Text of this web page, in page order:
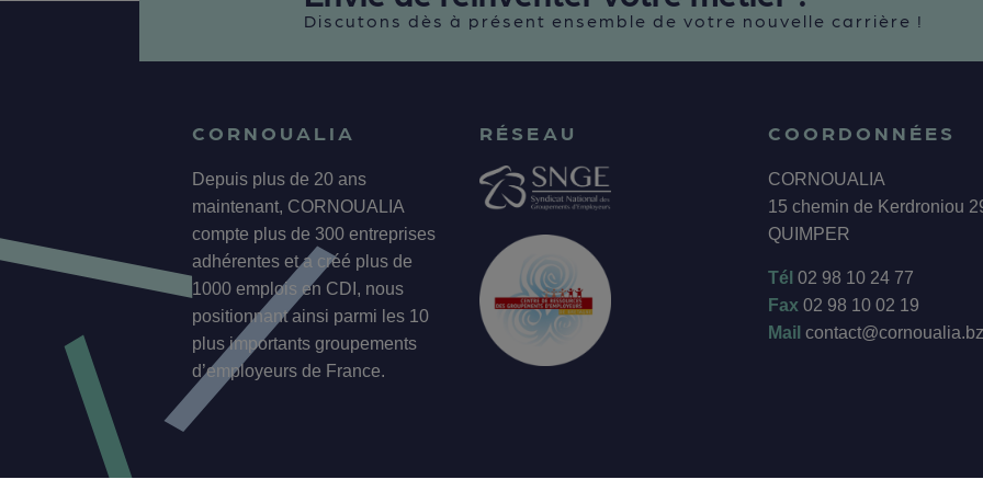
Discutons dès à présent ensemble de votre nouvelle carrière !
CORNOUALIA
Depuis plus de 20 ans
maintenant, CORNOUALIA
compte plus de 300 entreprises
adhérentes et a créé plus de
1000 emplois en CDI, nous
positionnant ainsi parmi les 10
plus importants groupements
d’employeurs de France.
RÉSEAU COORDONNÉES
CORNOUALIA
15 chemin de Kerdroniou
QUIMPER
Tél 02 98 10 24 77
Fax 02 98 10 02 19
Mail